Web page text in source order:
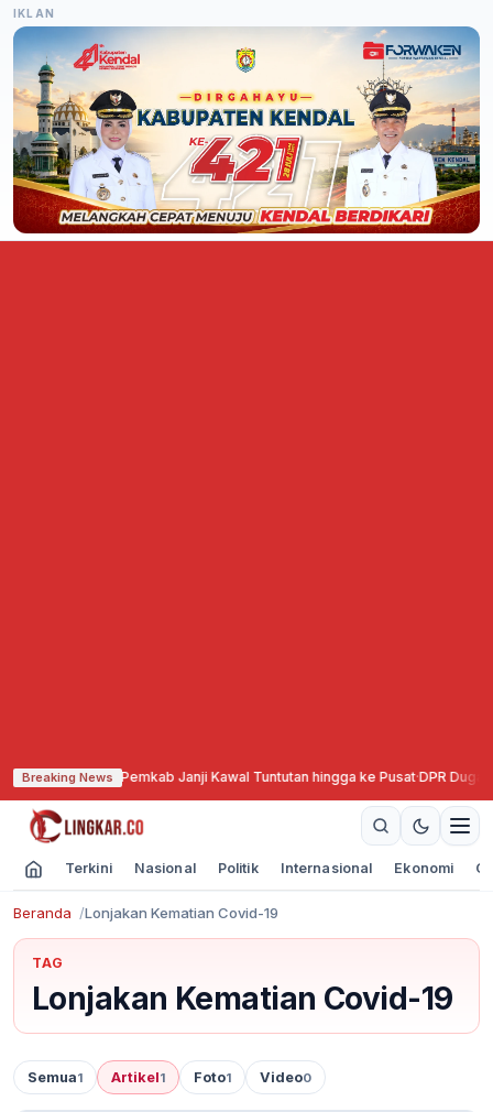
IKLAN
Breaking News
Gelar Aksi, Pemkab Janji Kawal Tuntutan hingga ke Pusat·DPR Duga
Terkini Nasional Politik Internasional Ekonomi
Beranda Lonjakan Kematian Covid-19
TAG
Lonjakan Kematian Covid-19
Semua1 Artikel1 Foto1 Video0